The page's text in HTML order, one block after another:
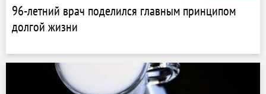
96-летний врач поделился главным принципом
долгой жизни